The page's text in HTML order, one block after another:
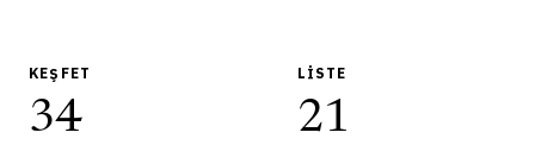
KEŞFET
34
LISTE
21